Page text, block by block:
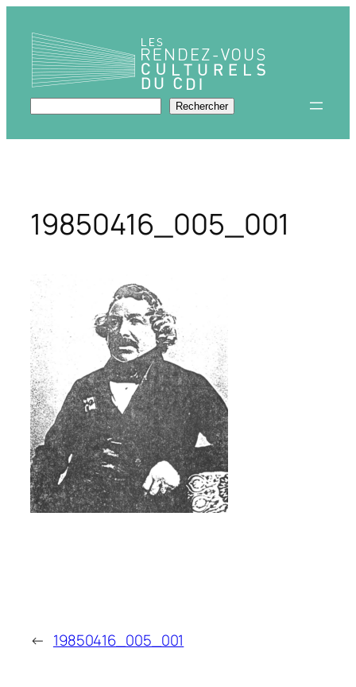
contenu
Rechercher Rechercher
19850416_005_001
← 19850416_005_001